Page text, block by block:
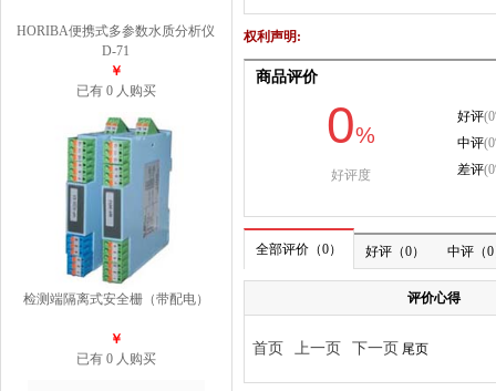
HORIBA便携式多参数水质分析仪
D-71
￥
已有 0 人购买
检测端隔离式安全栅（带配电）
￥
已有 0 人购买
权利声明: